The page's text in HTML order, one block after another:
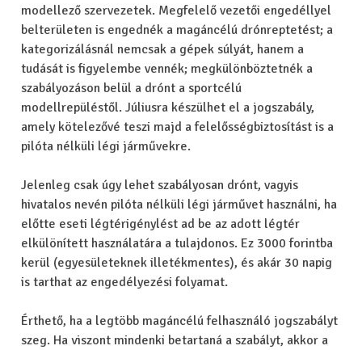
modellező szervezetek. Megfelelő vezetői engedéllyel
belterületen is engednék a magáncélú drónreptetést; a
kategorizálásnál nemcsak a gépek súlyát, hanem a
tudását is figyelembe vennék; megkülönböztetnék a
szabályozáson belül a drónt a sportcélú
modellrepüléstől. Júliusra készülhet el a jogszabály,
amely kötelezővé teszi majd a felelősségbiztosítást is a
pilóta nélküli légi járművekre.
Jelenleg csak úgy lehet szabályosan drónt, vagyis
hivatalos nevén pilóta nélküli légi járművet használni, ha
előtte eseti légtérigénylést ad be az adott légtér
elkülönített használatára a tulajdonos. Ez 3000 forintba
kerül (egyesületeknek illetékmentes), és akár 30 napig
is tarthat az engedélyezési folyamat.
Érthető, ha a legtöbb magáncélú felhasználó jogszabályt
szeg. Ha viszont mindenki betartaná a szabályt, akkor a